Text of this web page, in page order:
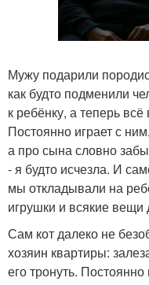
Мужу подарили
как будто подменили
к ребёнку, а теперь
Постоянно играет с
а про сына словно
- я будто исчезла. И
мы откладывали на
игрушки и всякие вещи
Сам кот далеко не
хозяин квартиры:
его тронуть.